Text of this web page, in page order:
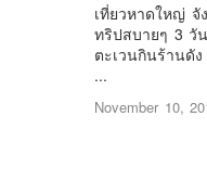
เที่ยวหาดใหญ่ จั
ทริปสบายๆ 3 วั
ตะเวนกินร้านดั
...
November 10,